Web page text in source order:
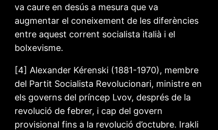
va caure en desús a mesura que va
augmentar el coneixement de les diferències
entre aquest corrent socialista italià i el
bolxevisme.
[4] Alexander Kérenski (1881-1970), membre
del Partit Socialista Revolucionari, ministre en
els governs del príncep Lvov, després de la
revolució de febrer, i cap del govern
provisional fins a la revolució d’octubre. Irakli